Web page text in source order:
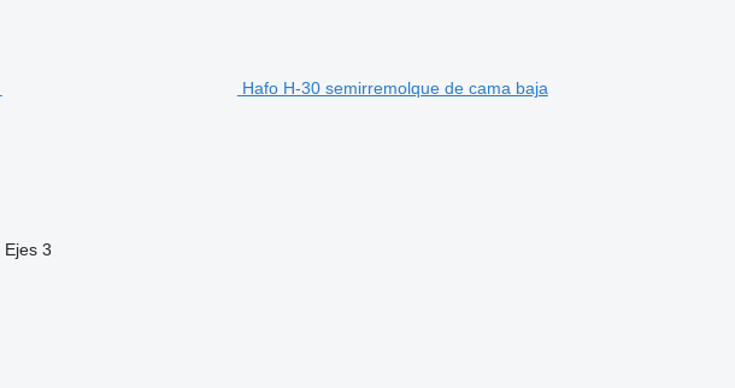
Hafo H-30 semirremolque de cama baja
Ejes 3